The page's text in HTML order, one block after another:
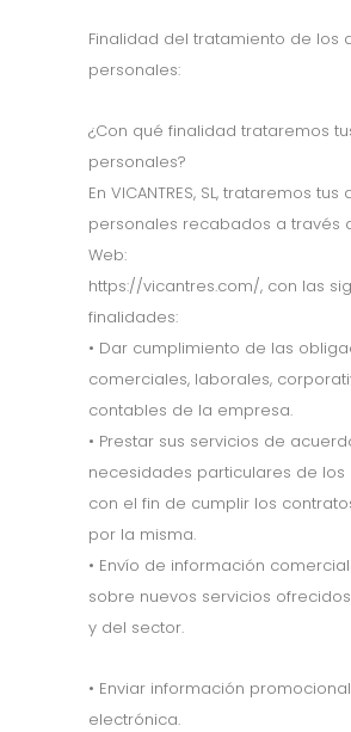
Finalidad del tratamiento de los
personales:
¿Con qué finalidad trataremos
personales?
En VICANTRES, SL, trataremos tus
personales recabados a través
Web:
https://vicantres.com/, con las
finalidades:
• Dar cumplimiento de las
comerciales, laborales,
contables de la empresa.
• Prestar sus servicios de
necesidades particulares de los
con el fin de cumplir los
por la misma.
• Envío de información
sobre nuevos servicios
y del sector.
• Enviar información
electrónica.